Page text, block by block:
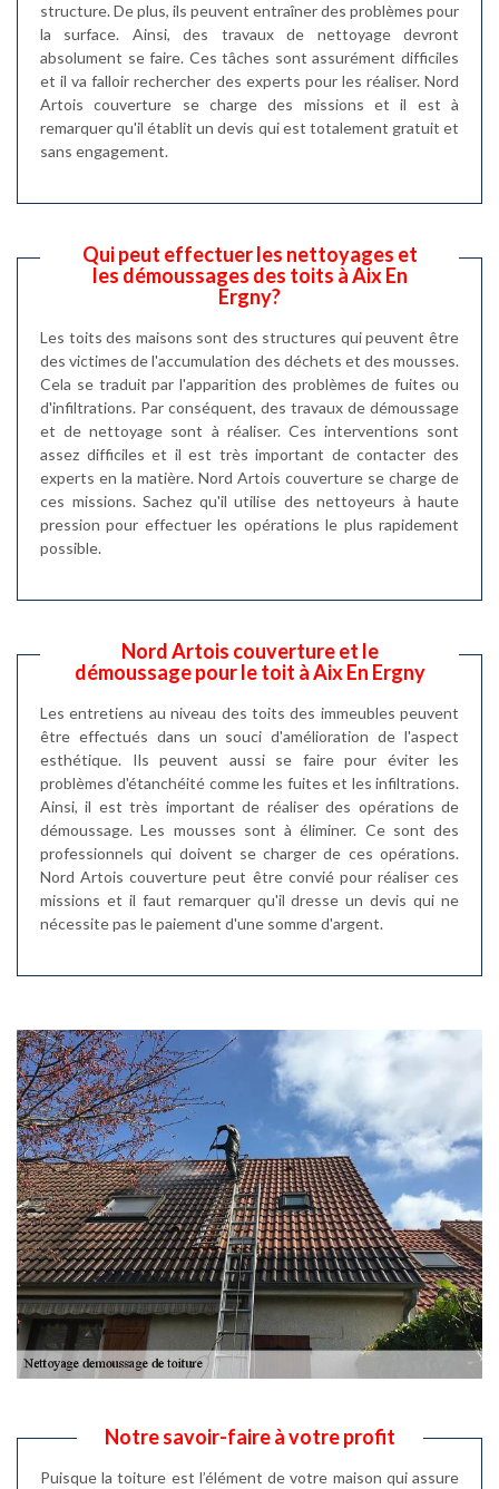
structure. De plus, ils peuvent entraîner des problèmes pour
la surface. Ainsi, des travaux de nettoyage devront
absolument se faire. Ces tâches sont assurément difficiles
et il va falloir rechercher des experts pour les réaliser. Nord
Artois couverture se charge des missions et il est à
remarquer qu'il établit un devis qui est totalement gratuit et
sans engagement.
Qui peut effectuer les nettoyages et
les démoussages des toits à Aix En
Ergny?
Les toits des maisons sont des structures qui peuvent être
des victimes de l'accumulation des déchets et des mousses.
Cela se traduit par l'apparition des problèmes de fuites ou
d'infiltrations. Par conséquent, des travaux de démoussage
et de nettoyage sont à réaliser. Ces interventions sont
assez difficiles et il est très important de contacter des
experts en la matière. Nord Artois couverture se charge de
ces missions. Sachez qu'il utilise des nettoyeurs à haute
pression pour effectuer les opérations le plus rapidement
possible.
Nord Artois couverture et le
démoussage pour le toit à Aix En Ergny
Les entretiens au niveau des toits des immeubles peuvent
être effectués dans un souci d'amélioration de l'aspect
esthétique. Ils peuvent aussi se faire pour éviter les
problèmes d'étanchéité comme les fuites et les infiltrations.
Ainsi, il est très important de réaliser des opérations de
démoussage. Les mousses sont à éliminer. Ce sont des
professionnels qui doivent se charger de ces opérations.
Nord Artois couverture peut être convié pour réaliser ces
missions et il faut remarquer qu'il dresse un devis qui ne
nécessite pas le paiement d'une somme d'argent.
Notre savoir-faire à votre profit
Puisque la toiture est l’élément de votre maison qui assure